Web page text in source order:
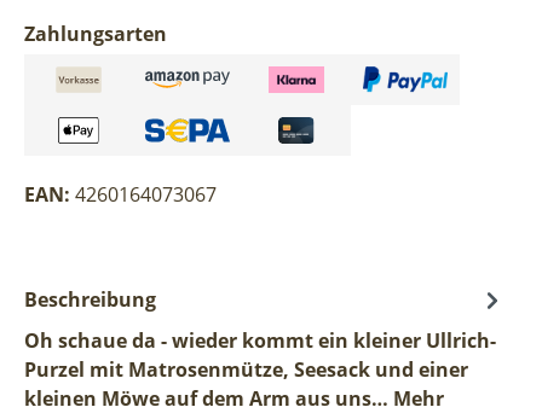
Zahlungsarten
EAN: 4260164073067
Beschreibung
Oh schaue da - wieder kommt ein kleiner Ullrich-
Purzel mit Matrosenmütze, Seesack und einer
kleinen Möwe auf dem Arm aus uns… Mehr